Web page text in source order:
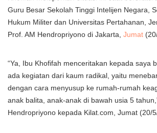
Guru Besar Sekolah Tinggi Intelijen Negara,
Hukum Militer dan Universitas Pertahanan,
Prof. AM Hendropriyono di Jakarta, Jumat
“Ya, Ibu Khofifah menceritakan kepada saya
ada kegiatan dari kaum radikal, yaitu
dengan cara menyusup ke rumah-rumah
anak balita, anak-anak di bawah usia 5
Hendropriyono kepada Kilat.com, Jumat (20/